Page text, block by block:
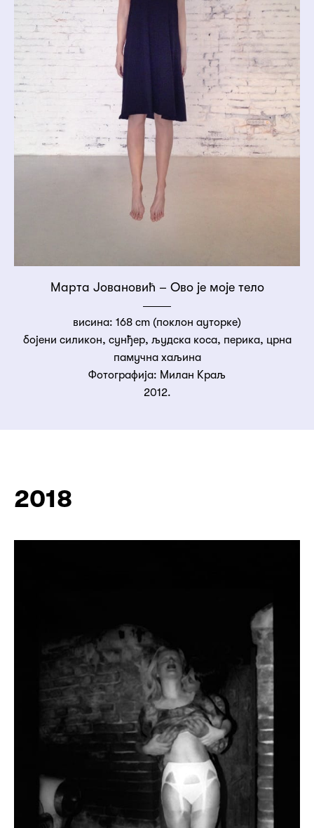
Марта Јовановић – Ово је моје тело
висина: 168 cm (поклон ауторке)
бојени силикон, сунђер, људска коса, перика, црна
памучна хаљина
Фотографија: Милан Kраљ
2012.
2018